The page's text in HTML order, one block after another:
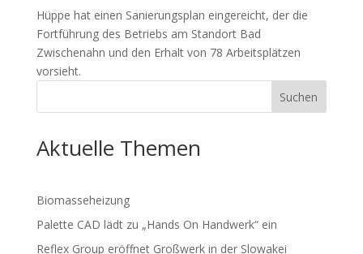
Hüppe hat einen Sanierungsplan eingereicht, der die
Fortführung des Betriebs am Standort Bad
Zwischenahn und den Erhalt von 78 Arbeitsplätzen
vorsieht.
Suchen
Aktuelle Themen
Biomasseheizung
Palette CAD lädt zu „Hands On Handwerk“ ein
Reflex Group er­öff­net Groß­werk in der Slo­wa­kei